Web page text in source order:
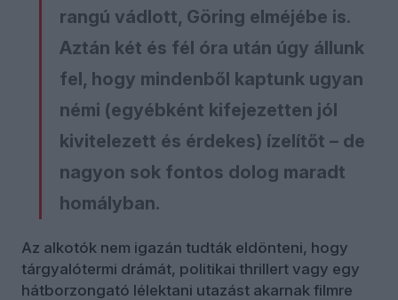
rangú vádlott, Göring elméjébe is.
Aztán két és fél óra után úgy állunk
fel, hogy mindenből kaptunk ugyan
némi (egyébként kifejezetten jól
kivitelezett és érdekes) ízelítőt – de
nagyon sok fontos dolog maradt
homályban.
Az alkotók nem igazán tudták eldönteni, hogy
tárgyalótermi drámát, politikai thrillert vagy egy
hátborzongató lélektani utazást akarnak filmre